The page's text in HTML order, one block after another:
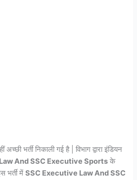
भर्ती निकाली गई है | विभाग द्वारा इंडियन
And SSC Executive Sports के
भर्ती मेंSSC Executive Law And SSC